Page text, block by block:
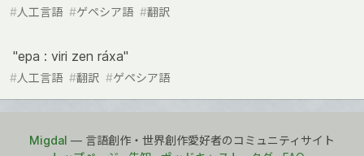
#人工言語 #ゲペシア語 #翻訳
"epa : viri zen ráxa"
#人工言語 #翻訳 #ゲペシア語
Migdal — 言語創作・世界創作愛好者のコミュニティサイト